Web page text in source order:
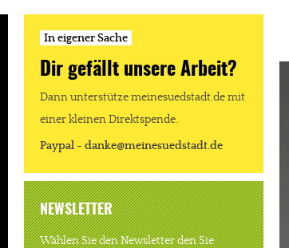
In eigener Sache
Dir gefällt unsere Arbeit?
Dann unterstütze meinesuedstadt.de mit
einer kleinen Direktspende.
Paypal - danke@meinesuedstadt.de
NEWSLETTER
Wählen Sie den Newsletter den Sie